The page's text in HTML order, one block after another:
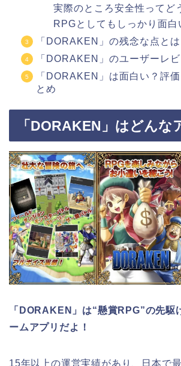
実際のところ安全性ってど
RPGとしてもしっかり面白
「DORAKEN」の残念な点とは
「DORAKEN」のユーザーレ
「DORAKEN」は面白い？評
とめ
「DORAKEN」はどんな
「DORAKEN」は“懸賞RPG”の先駆
ームアプリだよ！
15年以上の運営実績があり、日本で